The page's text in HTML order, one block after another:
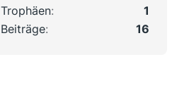
Trophäen
1
Beiträge
16